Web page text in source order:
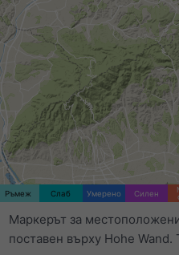
Ръмеж Слаб Умерено Силен
Маркерът за
поставен върху Hohe Wand.